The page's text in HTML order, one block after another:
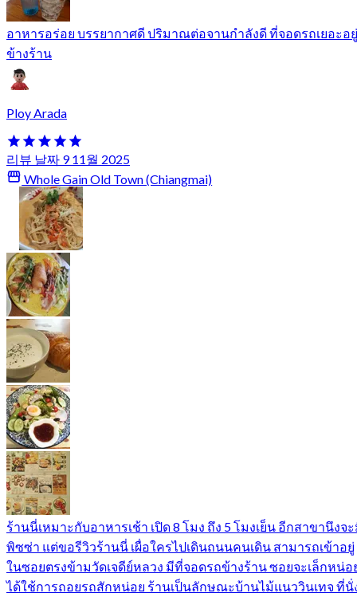
อาหารอร่อย บรรยากาศดี ปริมาณต่อจานกำลังดี ที่จอดรถเยอะอยู่
ข้างร้าน
Ploy Arada
리뷰 날짜 9 11월 2025
Whole Gain Old Town (Chiangmai)
ร้านนี่เหมาะกับอาหารเช้า เปิด 8 โมง ถึง 5 โมงเย็น อีกสาขานึงจ
พิซซ่า แต่ขอรีวิวร้านนี่ เผื่อใครไปเดินถนนคนเดิน สามารถเข้าอยู่
ในซอยตรงข้ามวัดเจดีย์หลวง มีที่จอดรถข้างร้าน ซอยจะเล็กหน่อ
ได้ใช้การถอยรถสักหน่อย ร้านเป็นลักษณะบ้านไม้แนววินเทจ ที่นั่